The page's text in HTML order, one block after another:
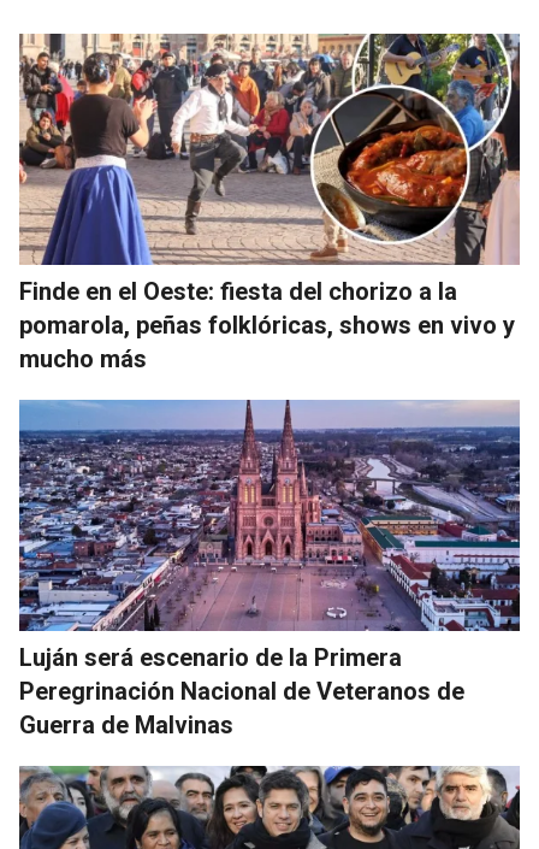
Finde en el Oeste: fiesta del chorizo a la
pomarola, peñas folklóricas, shows en vivo y
mucho más
Luján será escenario de la Primera
Peregrinación Nacional de Veteranos de
Guerra de Malvinas